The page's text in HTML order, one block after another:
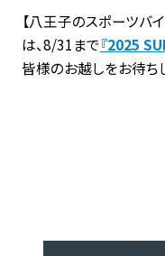
【八王子のスポーツバ
は、8/31まで『2025
皆様のお越しをお待ち